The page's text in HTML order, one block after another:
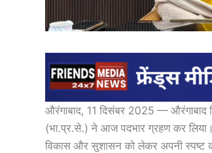
औरंगाबाद, 11 दिसंबर 2025 — औरंगाबाद
(भा.प्र.से.) ने आज पदभार ग्रहण कर
विकास और सुशासन को लेकर अपनी स्पष्ट